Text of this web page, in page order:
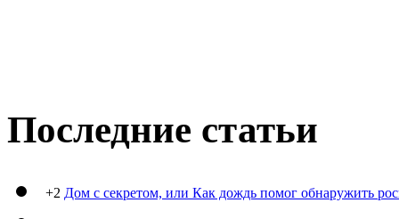
Последние статьи
+2 Дом с секретом, или Как дождь помог обнаружить